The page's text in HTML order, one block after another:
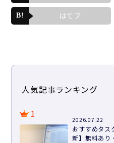
はてブ
人気記事ランキング
1
2026.07.22
おすすめタス
新】無料あり